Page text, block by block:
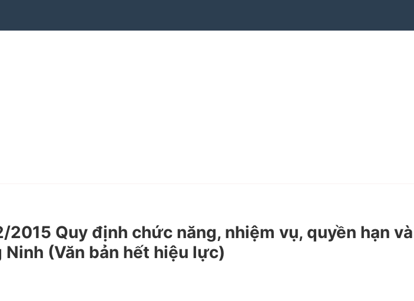
Quy định chức năng, nhiệm vụ, quyền hạn và
Ninh (Văn bản hết hiệu lực)